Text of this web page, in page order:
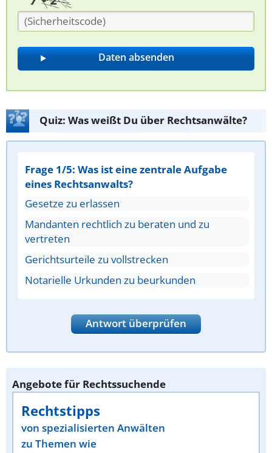
Quiz: Was weißt Du über Rechtsanwälte?
Frage 1/5: Was ist eine zentrale Aufgabe
eines Rechtsanwalts?
Gesetze zu erlassen
Mandanten rechtlich zu beraten und zu
vertreten
Gerichtsurteile zu vollstrecken
Notarielle Urkunden zu beurkunden
Antwort überprüfen
Angebote für Rechtssuchende
Rechtstipps
von spezialisierten Anwälten
zu Themen wie